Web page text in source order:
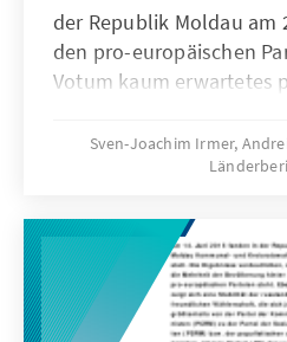
der Republik Moldau am
den pro-europäischen
Votum kaum erwartetes
Chișinău konnte sich
Oberbürgermeister Dorin
Kontrahentin Zinaida
der Sozialisten (PSRM)
53,54 Prozent der
Sven-Joachim Irmer,